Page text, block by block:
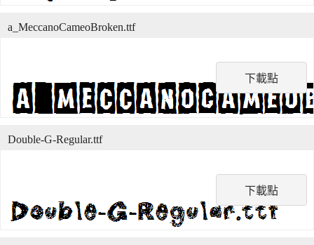
下載點
a_MeccanoCameoBroken.ttf
下載點
Double-G-Regular.ttf